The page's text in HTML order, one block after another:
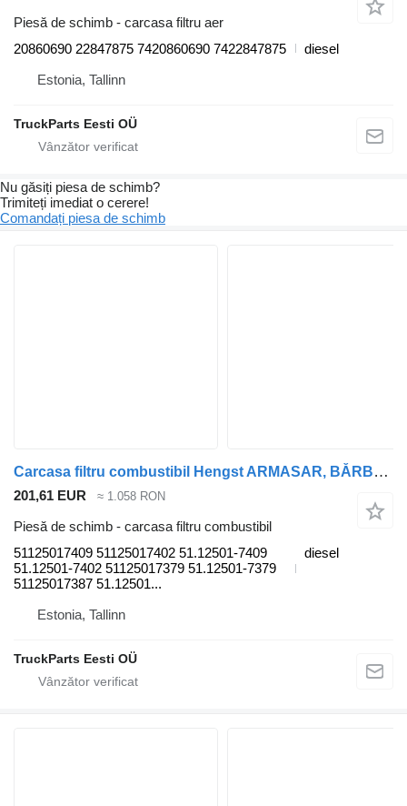
Piesă de schimb - carcasa filtru aer
20860690 22847875 7420860690 7422847875
diesel
Estonia, Tallinn
TruckParts Eesti OÜ
Nu găsiți piesa de schimb?
Trimiteți imediat o cerere!
Comandați piesa de schimb
Carcasa filtru combustibil Hengst ARMASAR, BĂRBAT 51125017409 pentru camion MAN TGS,TGX NTG (2020-)
201,61 EUR ≈ 1.058 RON
Piesă de schimb - carcasa filtru combustibil
51125017409 51125017402 51.12501-7409
51.12501-7402 51125017379 51.12501-7379
51125017387 51.12501...
diesel
Estonia, Tallinn
TruckParts Eesti OÜ